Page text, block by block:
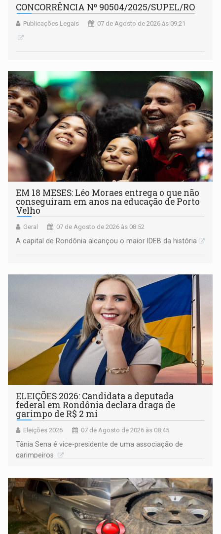
CONCORRÊNCIA Nº 90504/2025/SUPEL/RO
Publicações Legais 07 de Agosto de 2026 às 09:21
EM 18 MESES: Léo Moraes entrega o que não
conseguiram em anos na educação de Porto
Velho
Geral 07 de Agosto de 2026 às 08:52
A capital de Rondônia alcançou o maior IDEB da história
ELEIÇÕES 2026: Candidata a deputada
federal em Rondônia declara draga de
garimpo de R$ 2 mi
Eleições 2026 07 de Agosto de 2026 às 08:45
Tânia Sena é vice-presidente de uma associação de
garimpeiros